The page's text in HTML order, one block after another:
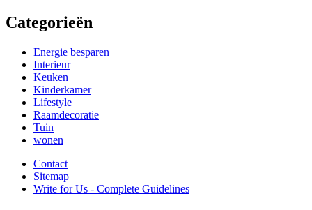
Categorieën
Energie besparen
Interieur
Keuken
Kinderkamer
Lifestyle
Raamdecoratie
Tuin
wonen
Contact
Sitemap
Write for Us - Complete Guidelines